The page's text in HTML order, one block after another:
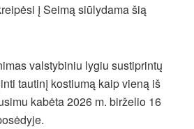
į Seimą siūlydama šią
valstybiniu lygiu sustiprintų
tautinį kostiumą kaip vieną iš
kabėta 2026 m. birželio 16